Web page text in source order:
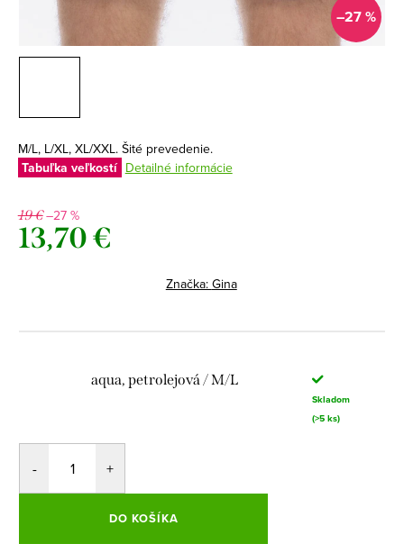
–27 %
M/L, L/XL, XL/XXL. Šité prevedenie.
Tabuľka veľkostí Detailné informácie
19 €–27 %
13,70 €
Značka: Gina
aqua, petrolejová / M/L
Skladom
(>5 ks)
DO KOŠÍKA